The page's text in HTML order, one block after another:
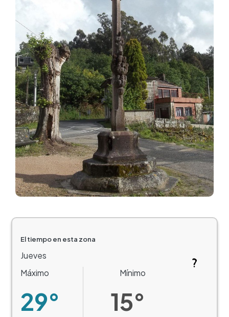
El tiempo en esta zona
Jueves
Máximo
29°
Mínimo
15°